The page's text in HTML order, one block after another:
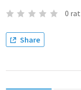
0
Share